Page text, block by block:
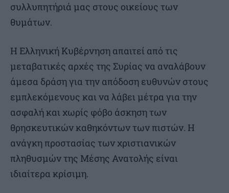
συλλυπητήριά μας στους οικείους των
θυμάτων.
Η Ελληνική Κυβέρνηση απαιτεί από τις
μεταβατικές αρχές της Συρίας να αναλάβουν
άμεσα δράση για την απόδοση ευθυνών στους
εμπλεκόμενους και να λάβει μέτρα για την
ασφαλή και χωρίς φόβο άσκηση των
θρησκευτικών καθηκόντων των πιστών. Η
ανάγκη προστασίας των χριστιανικών
πληθυσμών της Μέσης Ανατολής είναι
ιδιαίτερα κρίσιμη.